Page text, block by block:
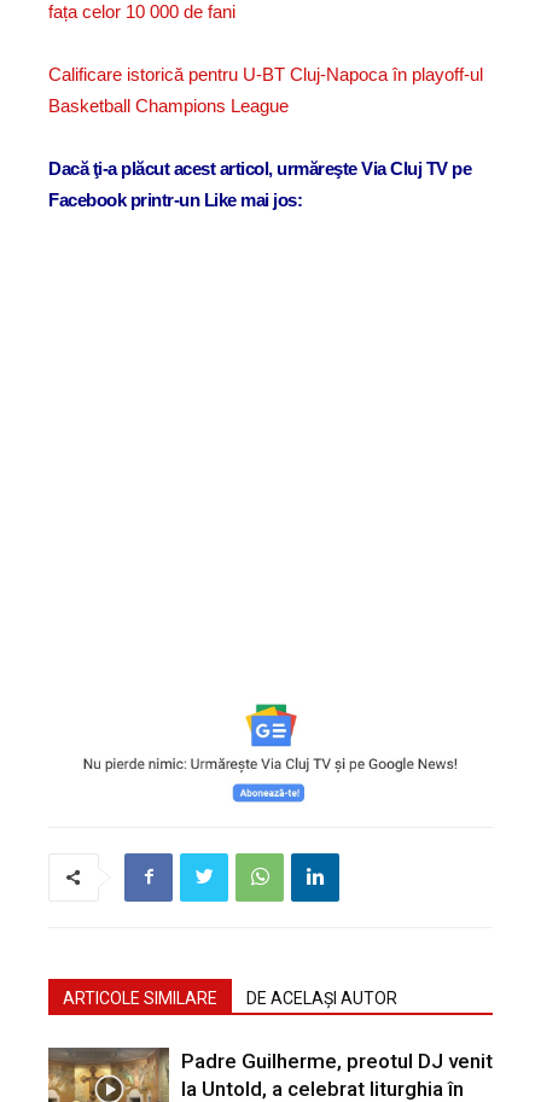
fața celor 10 000 de fani
Calificare istorică pentru U-BT Cluj-Napoca în playoff-ul
Basketball Champions League
Dacă ţi-a plăcut acest articol, urmăreşte Via Cluj TV pe
Facebook printr-un Like mai jos:
ARTICOLE SIMILARE DE ACELAȘI AUTOR
Padre Guilherme, preotul DJ venit
la Untold, a celebrat liturghia în